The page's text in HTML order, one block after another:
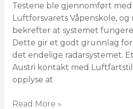
Testene ble gjennomført
Luftforsvarets Våpenskole,
bekrefter at systemet
Dette gir et godt grunnlag
det endelige radarsystemet.
Austri kontakt med
opplyse at
Read More »